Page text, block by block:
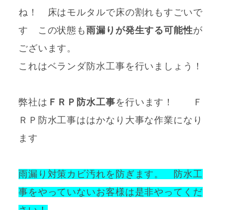
ね！ 床はモルタルで床の割れもすごいで
す この状態も雨漏りが発生する可能性が
ございます。
これはベランダ防水工事を行いましょう！
弊社は ＦＲＰ防水工事を行います！ Ｆ
ＲＰ防水工事ははかなり大事な作業になり
ます
雨漏り対策カビ汚れを防ぎます。 防水工
事をやっていないお客様は是非やってくだ